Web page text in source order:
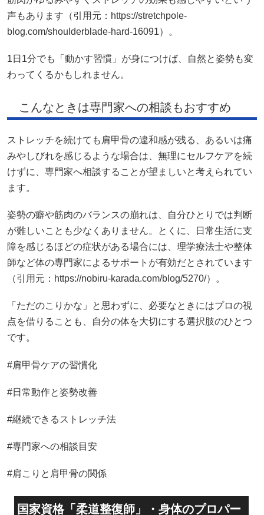
声もあります（引用元：https://stretchpole-
blog.com/shoulderblade-hard-16091）。
1日1分でも「動かす習慣」が身につけば、自然と姿勢も変
わってくるかもしれません。
こんなときは専門家への相談もおすすめ
ストレッチを続けても肩甲骨の違和感が残る、あるいは痛
みやしびれを感じるような場合は、無理にセルフケアを続
けずに、専門家へ相談することが望ましいと考えられてい
ます。
姿勢の癖や筋肉のバランスの崩れは、自分ひとりでは判断
が難しいことも少なくありません。とくに、日常生活に支
障を感じるほどの症状がある場合には、理学療法士や整体
師など体の専門家によるサポートが有効だとされています
（引用元：https://nobiru-karada.com/blog/5270/）。
「ただのこりかな」と思わずに、必要なときにはプロの視
点を借りることも、自分の体を大切にする選択肢のひとつ
です。
#肩甲骨ケアの習慣化
#日常動作と姿勢改善
#継続できるストレッチ法
#専門家への相談目安
#肩こりと肩甲骨の関係
国家資格「柔道整復師」・身体のプロパー